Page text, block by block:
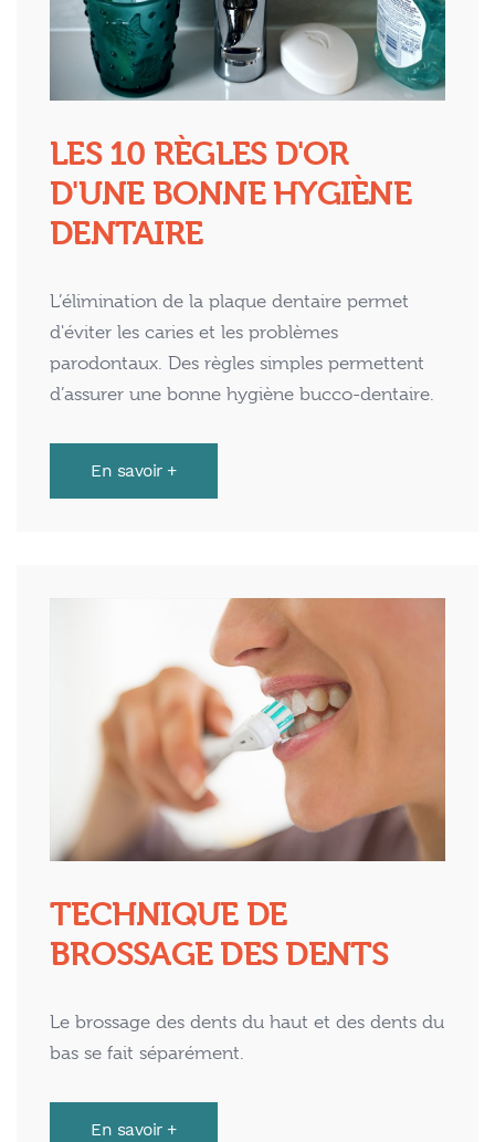
LES 10 RÈGLES D'OR
D'UNE BONNE HYGIÈNE
DENTAIRE
L’élimination de la plaque dentaire permet
d'éviter les caries et les problèmes
parodontaux. Des règles simples permettent
d’assurer une bonne hygiène bucco-dentaire.
En savoir +
TECHNIQUE DE
BROSSAGE DES DENTS
Le brossage des dents du haut et des dents du
bas se fait séparément.
En savoir +